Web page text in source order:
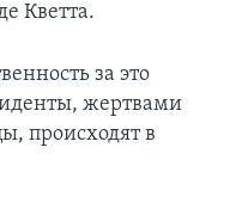
Кветта.
за это
жертвами
происходят в